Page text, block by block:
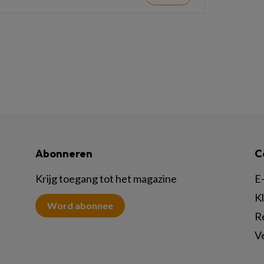
Abonneren
Krijg toegang tot het magazine
Word abonnee